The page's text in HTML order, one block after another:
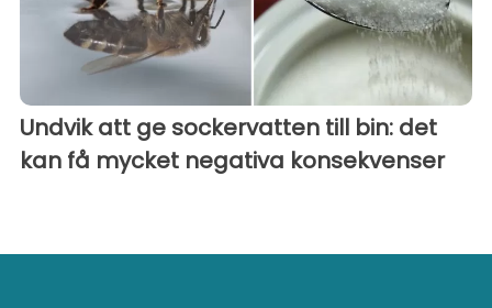
Undvik att ge sockervatten till bin: det
kan få mycket negativa konsekvenser